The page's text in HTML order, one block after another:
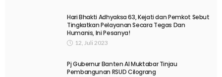
Hari Bhakti Adhyaksa 63, Kejati dan Pemkot Sebut
Tingkatkan Pelayanan Secara Tegas Dan
Humanis, Ini Pesanya!
12, Juli 2023
Pj Gubernur Banten Al Muktabar Tinjau
Pembangunan RSUD Cilograng